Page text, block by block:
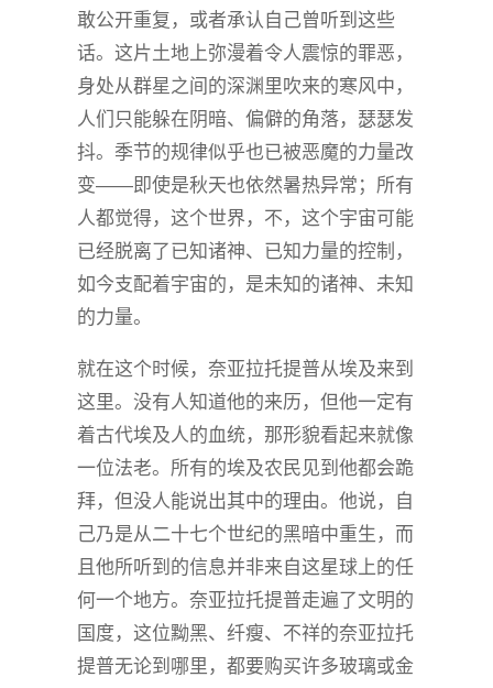
敢公开重复，或者承认自己曾听到这些
话。这片土地上弥漫着令人震惊的罪恶，
身处从群星之间的深渊里吹来的寒风中，
人们只能躲在阴暗、偏僻的角落，瑟瑟发
抖。季节的规律似乎也已被恶魔的力量改
变——即使是秋天也依然暑热异常；所有
人都觉得，这个世界，不，这个宇宙可能
已经脱离了已知诸神、已知力量的控制，
如今支配着宇宙的，是未知的诸神、未知
的力量。
就在这个时候，奈亚拉托提普从埃及来到
这里。没有人知道他的来历，但他一定有
着古代埃及人的血统，那形貌看起来就像
一位法老。所有的埃及农民见到他都会跪
拜，但没人能说出其中的理由。他说，自
己乃是从二十七个世纪的黑暗中重生，而
且他所听到的信息并非来自这星球上的任
何一个地方。奈亚拉托提普走遍了文明的
国度，这位黝黑、纤瘦、不祥的奈亚拉托
提普无论到哪里，都要购买许多玻璃或金